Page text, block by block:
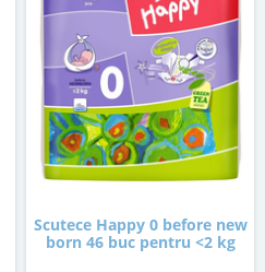
Scutece Happy 0 before new
born 46 buc pentru <2 kg